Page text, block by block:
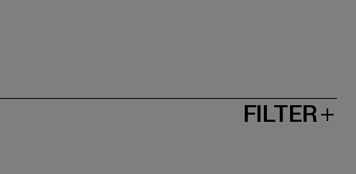
FILTER